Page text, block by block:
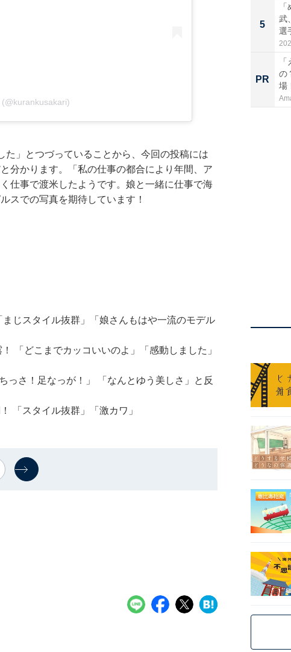
」とつづっていることから、今回の投稿には
分かります。「私の仕事の都合により年間、ア
仕事で渡米したようです。娘と一緒に仕事で海
スでの写真を期待しています！
じスタイル抜群」「娘さんもはや一流のモデル
「どこまでカッコいいのよ」「感動しました」
っさ！足なっが！」 「なんとゆう美しさ」と反
「スタイル抜群」「激カワ」
5
武
選
メ
PR
の
場